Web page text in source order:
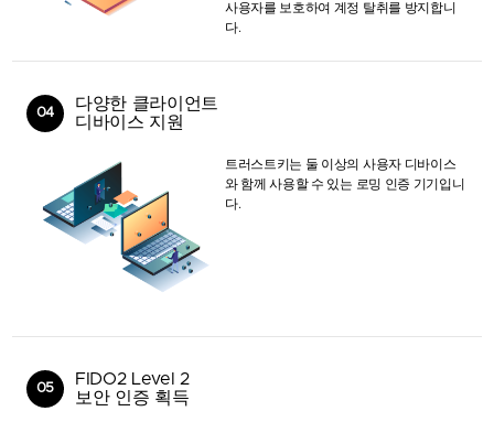
사용자를 보호하여 계정 탈취를 방지합니
다.
04
다양한 클라이언트
디바이스 지원
트러스트키는 둘 이상의 사용자 디바이스
와 함께 사용할 수 있는 로밍 인증 기기입니
다.
05
FIDO2 Level 2
보안 인증 획득